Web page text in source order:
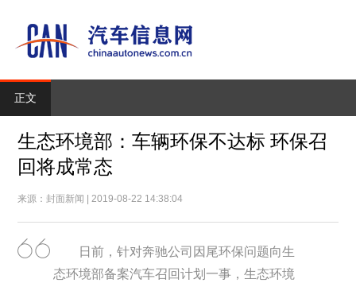
正文
生态环境部：车辆环保不达标 环保召
回将成常态
来源：封面新闻 | 2019-08-22 14:38:04
日前，针对奔驰公司因尾环保问题向生
态环境部备案汽车召回计划一事，生态环境